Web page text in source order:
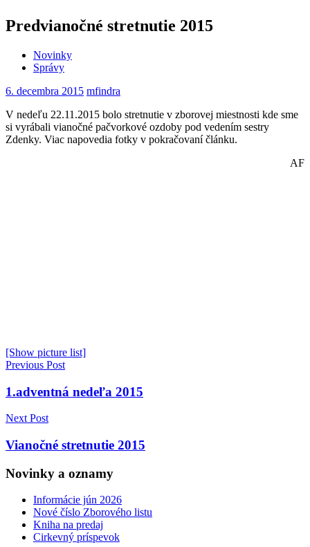
Predvianočné stretnutie 2015
Novinky
Správy
6. decembra 2015 mfindra
V nedeľu 22.11.2015 bolo stretnutie v zborovej miestnosti kde sme
si vyrábali vianočné pačvorkové ozdoby pod vedením sestry
Zdenky. Viac napovedia fotky v pokračovaní článku.
AF
[Show picture list]
Navigácia
v
Previous Post
1.adventná nedeľa 2015
Next Post
Vianočné stretnutie 2015
Novinky a oznamy
Informácie jún 2026
Nové číslo Zborového listu
Kniha na predaj
Cirkevný príspevok